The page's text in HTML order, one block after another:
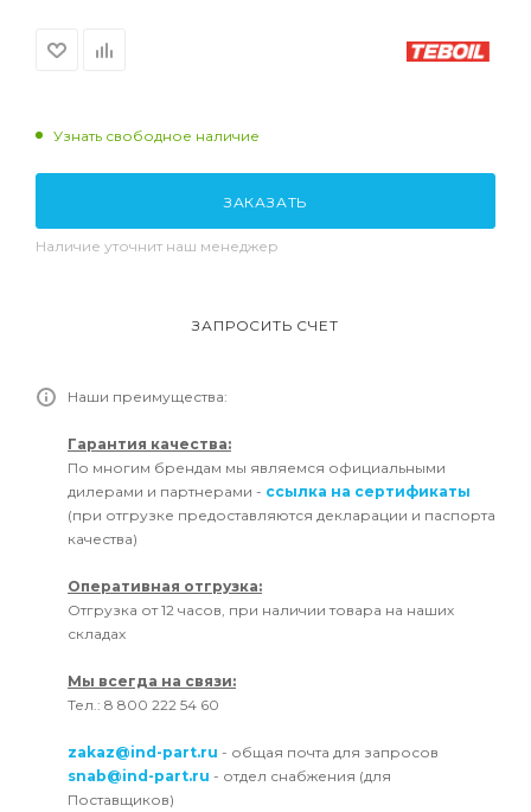
Узнать свободное наличие
ЗАКАЗАТЬ
Наличие уточнит наш менеджер
ЗАПРОСИТЬ СЧЕТ
Наши преимущества:
Гарантия качества:
По многим брендам мы являемся официальными
дилерами и партнерами - ссылка на сертификаты
(при отгрузке предоставляются декларации и паспорта
качества)
Оперативная отгрузка:
Отгрузка от 12 часов, при наличии товара на наших
складах
Мы всегда на связи:
Тел.: 8 800 222 54 60
zakaz@ind-part.ru - общая почта для запросов
snab@ind-part.ru - отдел снабжения (для
Поставщиков)